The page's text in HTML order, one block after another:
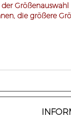
die größere